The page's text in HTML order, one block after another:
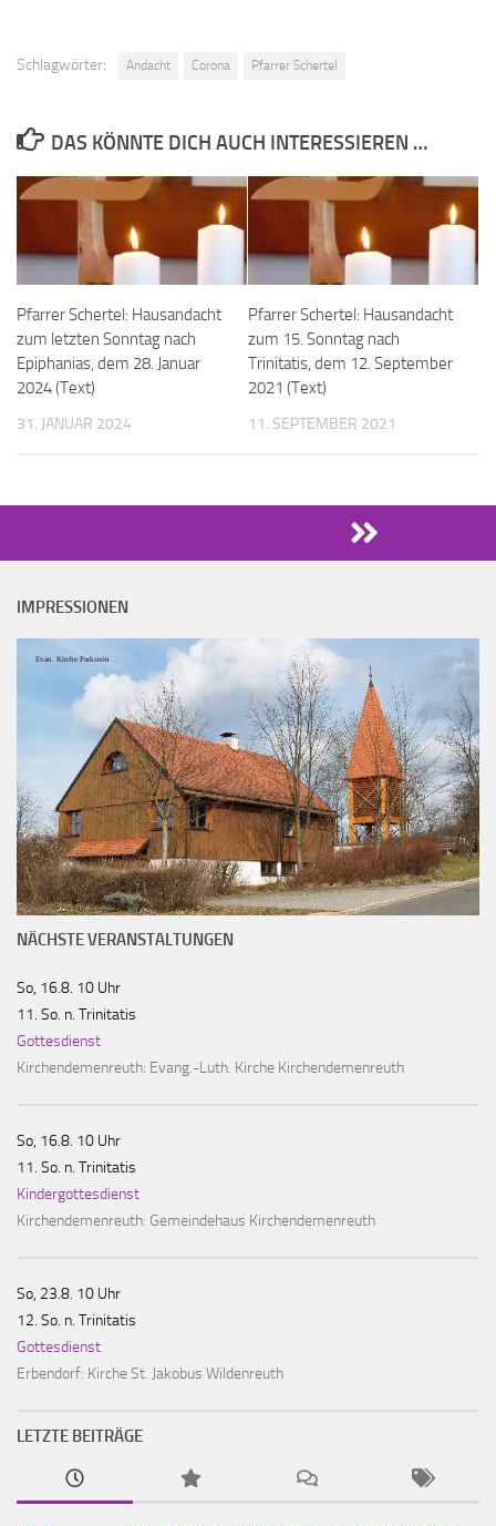
Schlagwörter: Andacht Corona Pfarrer Schertel
DAS KÖNNTE DICH AUCH INTERESSIEREN …
Pfarrer Schertel: Hausandacht
zum letzten Sonntag nach
Epiphanias, dem 28. Januar
2024 (Text)
31. JANUAR 2024
Pfarrer Schertel: Hausandacht
zum 15. Sonntag nach
Trinitatis, dem 12. September
2021 (Text)
11. SEPTEMBER 2021
IMPRESSIONEN
Evan. Kirche Parkstein
NÄCHSTE VERANSTALTUNGEN
So, 16.8. 10 Uhr
11. So. n. Trinitatis
Gottesdienst
Kirchendemenreuth: Evang.-Luth. Kirche Kirchendemenreuth
So, 16.8. 10 Uhr
11. So. n. Trinitatis
Kindergottesdienst
Kirchendemenreuth: Gemeindehaus Kirchendemenreuth
So, 23.8. 10 Uhr
12. So. n. Trinitatis
Gottesdienst
Erbendorf: Kirche St. Jakobus Wildenreuth
LETZTE BEITRÄGE